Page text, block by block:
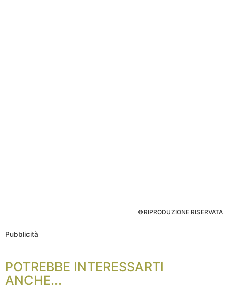
©RIPRODUZIONE RISERVATA
Pubblicità
POTREBBE INTERESSARTI
ANCHE...